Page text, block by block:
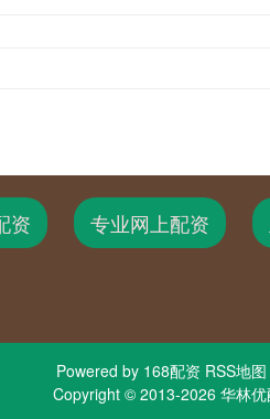
资 专业网上配资
Powered by 168配资 RSS地图
Copyright © 2013-2026 华林